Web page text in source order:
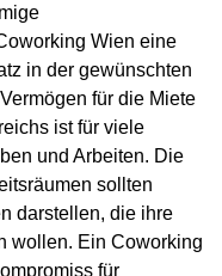
Wien eine
in der gewünschten
für die Miete
ist für viele
und Arbeiten. Die
sollten
darstellen, die ihre
wollen. Ein Coworking
für